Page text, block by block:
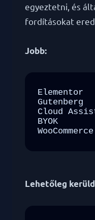
egyeztetni, és
fordításokat
Jobb:
Elementor
Gutenberg
Cloud
BYOK
WooCommerce
Lehetőleg